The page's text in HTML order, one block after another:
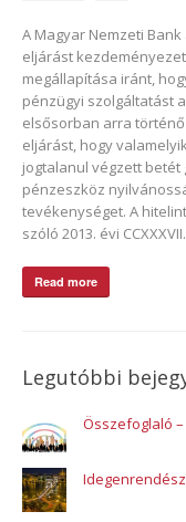
A Magyar Nemzeti
eljárást
megállapítása iránt,
pénzügyi szolgáltatást
elsősorban arra
eljárást, hogy
jogtalanul végzett
pénzeszköz
tevékenységet. A
szóló 2013. évi
Read more
Legutóbbi
Összefoglaló